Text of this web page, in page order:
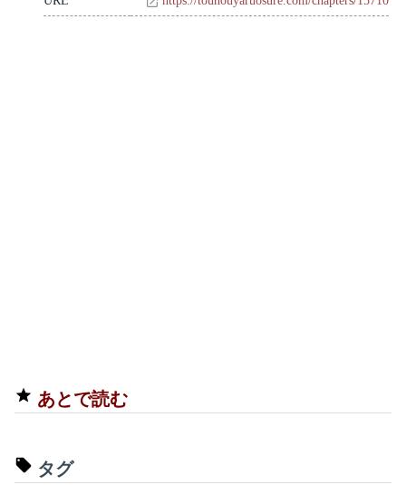
あとで読む
タグ